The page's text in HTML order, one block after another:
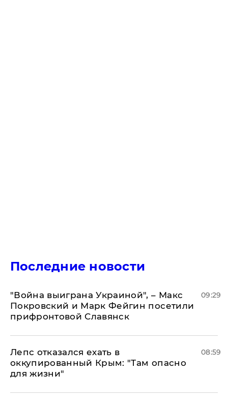
Последние новости
"Война выиграна Украиной", – Макс
Покровский и Марк Фейгин посетили
прифронтовой Славянск
09:29
Лепс отказался ехать в
оккупированный Крым: "Там опасно
для жизни"
08:59